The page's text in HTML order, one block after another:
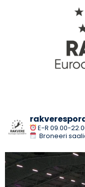
E-R 09.00-
Broneeri